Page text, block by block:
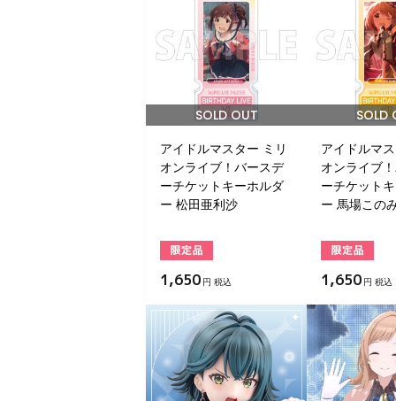
SOLD OUT
アイドルマスター ミリ
オンライブ！バースデ
ーチケットキーホルダ
ー 松田亜利沙
1,650 円 税込
SOLD
アイドルマ
オンライブ
ーチケット
ー 馬場この
1,650 円 税込